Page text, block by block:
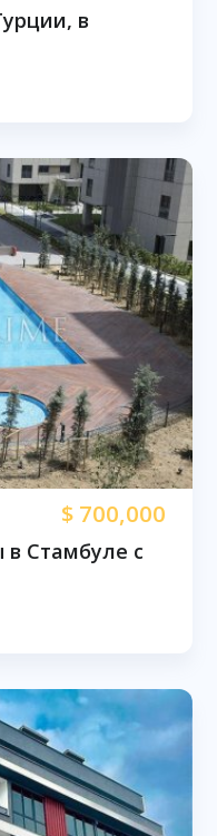
в
$ 700,000
Стамбуле с